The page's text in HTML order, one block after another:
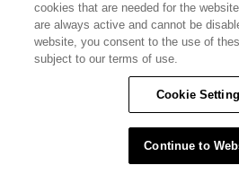
Hawaii TAT Broker ID
#TA-023-193-6000-01
© RCI, LLC. RCI and related
trademarks and/or service
States and internationally. All
cookies that are needed for the
are always active and cannot be
website, you consent to the use of
subject to our terms of use.
Cookie
Continue to